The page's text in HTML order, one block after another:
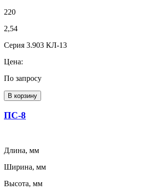
220
2,54
Серия 3.903 КЛ-13
Цена:
По запросу
В корзину
ПС-8
Длина, мм
Ширина, мм
Высота, мм